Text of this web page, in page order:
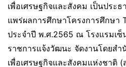
เพื่อเศรษฐกิจและสังคม เป็นประธ
แพร่ผลการศึกษาโครงการศึกษา
ประจำปี พ.ศ.2565 ณ โรงแรมเซ็
ราชการแจ้งวัฒนะ จัดงานโดยส
เพื่อเศรษฐกิจและสังคมแห่งชาติ